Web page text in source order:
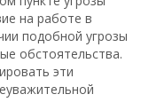
на работе в
подобной угрозы
обстоятельства.
эти